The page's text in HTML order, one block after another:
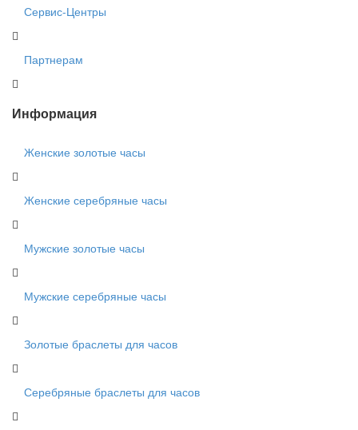
Сервис-Центры
Партнерам
Информация
Женские золотые часы
Женские серебряные часы
Мужские золотые часы
Мужские серебряные часы
Золотые браслеты для часов
Серебряные браслеты для часов